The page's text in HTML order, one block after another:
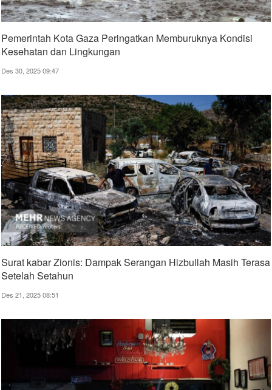
Pemerintah Kota Gaza Peringatkan Memburuknya Kondisi
Kesehatan dan Lingkungan
Des 30, 2025 09:47
Surat kabar Zionis: Dampak Serangan Hizbullah Masih Terasa
Setelah Setahun
Des 21, 2025 08:51